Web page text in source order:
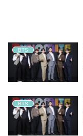
BTS
BTS